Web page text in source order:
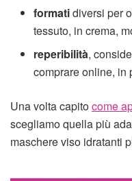
formatidiversi per
tessuto, in crema,
reperibilità,
comprare online, in
Una volta capitocome
scegliamo quella più
maschere viso idratanti